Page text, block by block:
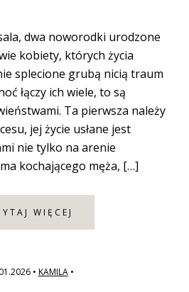
dwa noworodki urodzone
kobiety, których życia
splecione grubą nicią traum
łączy ich wiele, to są
Ta pierwsza należy
jej życie usłane jest
nie tylko na arenie
kochającego męża, […]
WIĘCEJ
• KAMILA•